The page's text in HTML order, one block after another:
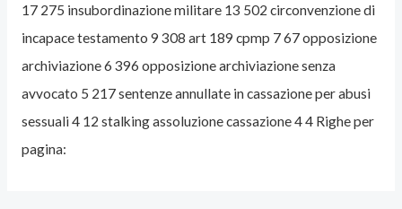
A
T
O
P
E
N
17 275 insubordinazione militare 13 502 circonvenzione di
incapace testamento 9 308 art 189 cpmp 7 67 opposizione
archiviazione 6 396 opposizione archiviazione senza
avvocato 5 217 sentenze annullate in cassazione per abusi
sessuali 4 12 stalking assoluzione cassazione 4 4 Righe per
pagina: